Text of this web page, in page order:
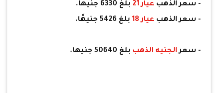
- سعر الذهب عيار 21
بلغ 6330 جنيها.
- سعر الذهب عيار 18 بلغ 5426 جنيهًا.
- سعرالجنيه الذهب بلغ 50640 جنيها.